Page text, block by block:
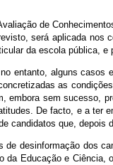
de
será aplicada nos
da escola pública, e
entanto, alguns
as
embora sem sucesso,
De facto, e a ter
candidatos que, depois
desinformação dos
da Educação e